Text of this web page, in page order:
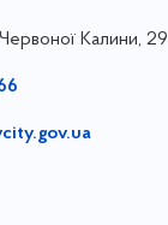
Калини, 29